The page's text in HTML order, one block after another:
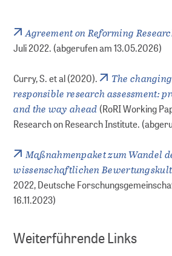
Agreement on Reforming
Juli 2022. (abgerufen am 13.05.2026)
Curry, S. et al (2020).
The
responsible research assessment:
and the way ahead(RoRI Working
Research on Research Institute.
Maßnahmenpaket zum Wandel
wissenschaftlichen
2022, Deutsche
16.11.2023)
Weiterführende Links